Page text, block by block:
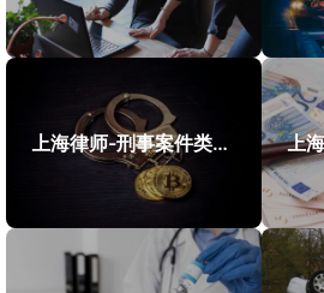
上海律师-刑事案件类案例